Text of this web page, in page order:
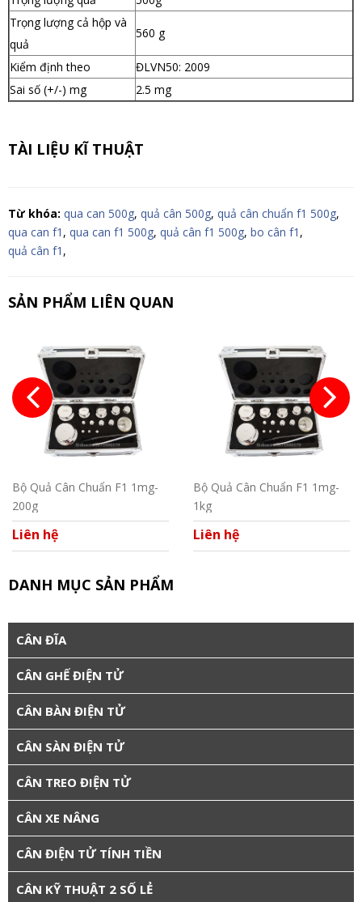
Trọng lượng cả hộp và
quả
560 g
Kiểm định theo
ĐLVN50: 2009
Sai số (+/-) mg
2.5 mg
TÀI LIỆU KĨ THUẬT
Từ khóa: qua can 500g, quả cân 500g, quả cân chuẩn f1 500g,
qua can f1 , qua can f1 500g, quả cân f1 500g, bo cân f1 ,
quả cân f1 ,
SẢN PHẨM LIÊN QUAN
Bộ Quả Cân Chuẩn F1 1mg-
200g
Liên hệ
Bộ Quả Cân Chuẩn F1 1mg-
1kg
Liên hệ
DANH MỤC SẢN PHẨM
CÂN ĐĨA
CÂN GHẾ ĐIỆN TỬ
CÂN BÀN ĐIỆN TỬ
CÂN SÀN ĐIỆN TỬ
CÂN TREO ĐIỆN TỬ
CÂN XE NÂNG
CÂN ĐIỆN TỬ TÍNH TIỀN
CÂN KỸ THUẬT 2 SỐ LẺ